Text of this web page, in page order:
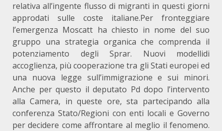
relativa all’ingente flusso di migranti in questi giorni
approdati sulle coste italiane.Per fronteggiare
l’emergenza Moscatt ha chiesto in nome del suo
gruppo una strategia organica che comprenda il
potenziamento degli Sprar. Nuovi modellidi
accoglienza, più cooperazione tra gli Stati europei ed
una nuova legge sull’immigrazione e sui minori.
Anche per questo il deputato Pd dopo l’intervento
alla Camera, in queste ore, sta partecipando alla
conferenza Stato/Regioni con enti locali e Governo
per decidere come affrontare al meglio il fenomeno.